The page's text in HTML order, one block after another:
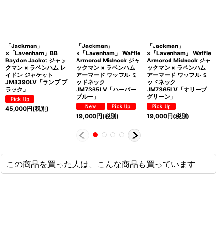
「Jackman」
×「Lavenham」BB
Raydon Jacket ジャッ
クマン × ラベンハム レ
イドン ジャケット
JM8390LV「ランプ ブ
ラック」
45,000円(税別)
「Jackman」
×「Lavenham」 Waffle
Armored Midneck ジャ
ックマン × ラベンハム
アーマード ワッフル ミ
ッドネック
JM7365LV「ハーバー
ブルー」
19,000円(税別)
「Jackman」
×「Lavenham」 Waffle
Armored Midneck ジャ
ックマン × ラベンハム
アーマード ワッフル ミ
ッドネック
JM7365LV「オリーブ
グリーン」
19,000円(税別)
この商品を買った人は、こんな商品も買っています